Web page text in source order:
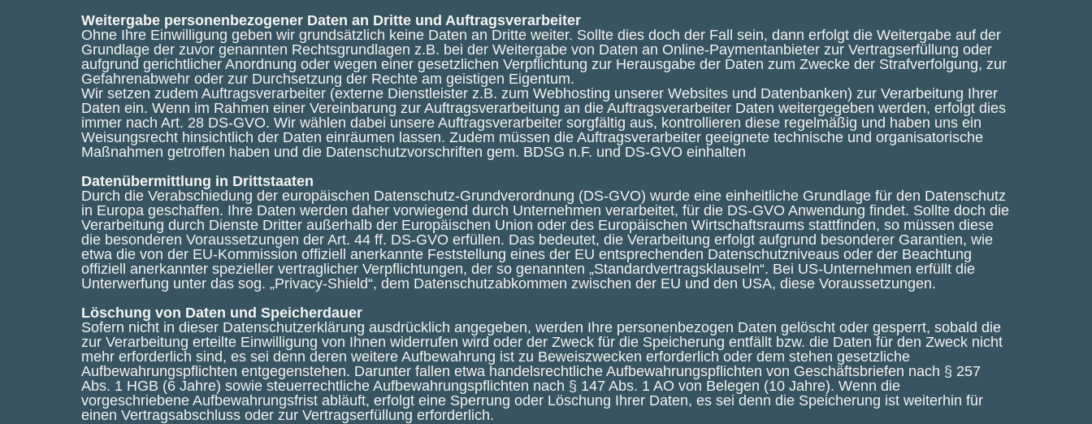
Weitergabe personenbezogener Daten an Dritte und Auftragsverarbeiter
Ohne Ihre Einwilligung geben wir grundsätzlich keine Daten an Dritte weiter. Sollte dies doch der Fall sein, dann erfolgt die Weitergabe auf der
Grundlage der zuvor genannten Rechtsgrundlagen z.B. bei der Weitergabe von Daten an Online-Paymentanbieter zur Vertragserfüllung oder
aufgrund gerichtlicher Anordnung oder wegen einer gesetzlichen Verpflichtung zur Herausgabe der Daten zum Zwecke der Strafverfolgung, zur
Gefahrenabwehr oder zur Durchsetzung der Rechte am geistigen Eigentum.
Wir setzen zudem Auftragsverarbeiter (externe Dienstleister z.B. zum Webhosting unserer Websites und Datenbanken) zur Verarbeitung Ihrer
Daten ein. Wenn im Rahmen einer Vereinbarung zur Auftragsverarbeitung an die Auftragsverarbeiter Daten weitergegeben werden, erfolgt dies
immer nach Art. 28 DS-GVO. Wir wählen dabei unsere Auftragsverarbeiter sorgfältig aus, kontrollieren diese regelmäßig und haben uns ein
Weisungsrecht hinsichtlich der Daten einräumen lassen. Zudem müssen die Auftragsverarbeiter geeignete technische und organisatorische
Maßnahmen getroffen haben und die Datenschutzvorschriften gem. BDSG n.F. und DS-GVO einhalten
Datenübermittlung in Drittstaaten
Durch die Verabschiedung der europäischen Datenschutz-Grundverordnung (DS-GVO) wurde eine einheitliche Grundlage für den Datenschutz
in Europa geschaffen. Ihre Daten werden daher vorwiegend durch Unternehmen verarbeitet, für die DS-GVO Anwendung findet. Sollte doch die
Verarbeitung durch Dienste Dritter außerhalb der Europäischen Union oder des Europäischen Wirtschaftsraums stattfinden, so müssen diese
die besonderen Voraussetzungen der Art. 44 ff. DS-GVO erfüllen. Das bedeutet, die Verarbeitung erfolgt aufgrund besonderer Garantien, wie
etwa die von der EU-Kommission offiziell anerkannte Feststellung eines der EU entsprechenden Datenschutzniveaus oder der Beachtung
offiziell anerkannter spezieller vertraglicher Verpflichtungen, der so genannten „Standardvertragsklauseln“. Bei US-Unternehmen erfüllt die
Unterwerfung unter das sog. „Privacy-Shield“, dem Datenschutzabkommen zwischen der EU und den USA, diese Voraussetzungen.
Löschung von Daten und Speicherdauer
Sofern nicht in dieser Datenschutzerklärung ausdrücklich angegeben, werden Ihre personenbezogen Daten gelöscht oder gesperrt, sobald die
zur Verarbeitung erteilte Einwilligung von Ihnen widerrufen wird oder der Zweck für die Speicherung entfällt bzw. die Daten für den Zweck nicht
mehr erforderlich sind, es sei denn deren weitere Aufbewahrung ist zu Beweiszwecken erforderlich oder dem stehen gesetzliche
Aufbewahrungspflichten entgegenstehen. Darunter fallen etwa handelsrechtliche Aufbewahrungspflichten von Geschäftsbriefen nach § 257
Abs. 1 HGB (6 Jahre) sowie steuerrechtliche Aufbewahrungspflichten nach § 147 Abs. 1 AO von Belegen (10 Jahre). Wenn die
vorgeschriebene Aufbewahrungsfrist abläuft, erfolgt eine Sperrung oder Löschung Ihrer Daten, es sei denn die Speicherung ist weiterhin für
einen Vertragsabschluss oder zur Vertragserfüllung erforderlich.